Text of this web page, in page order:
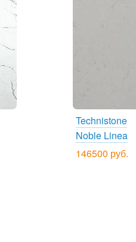
Technistone
Noble Linea
146500 руб.